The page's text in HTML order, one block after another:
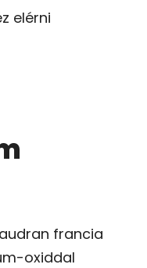
elérni
francia
oxiddal